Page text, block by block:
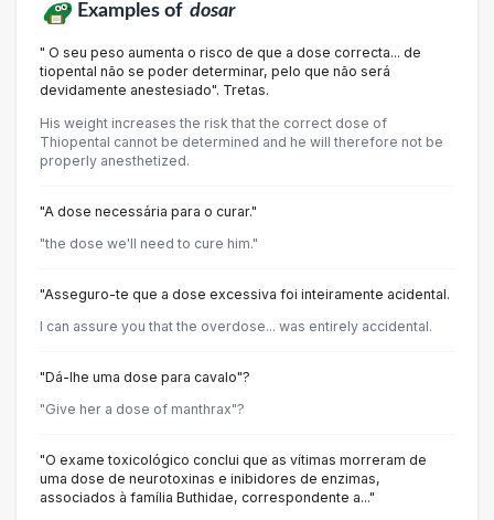
Examples of dosar
" O seu peso aumenta o risco de que a dose correcta... de
tiopental não se poder determinar, pelo que não será
devidamente anestesiado". Tretas.
His weight increases the risk that the correct dose of
Thiopental cannot be determined and he will therefore not be
properly anesthetized.
"A dose necessária para o curar."
"the dose we'll need to cure him."
"Asseguro-te que a dose excessiva foi inteiramente acidental.
I can assure you that the overdose... was entirely accidental.
"Dá-lhe uma dose para cavalo"?
"Give her a dose of manthrax"?
"O exame toxicológico conclui que as vítimas morreram de
uma dose de neurotoxinas e inibidores de enzimas,
associados à família Buthidae, correspondente a..."